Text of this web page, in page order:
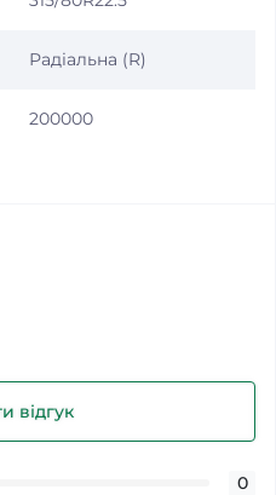
Радіальна (R)
200000
відгук
0